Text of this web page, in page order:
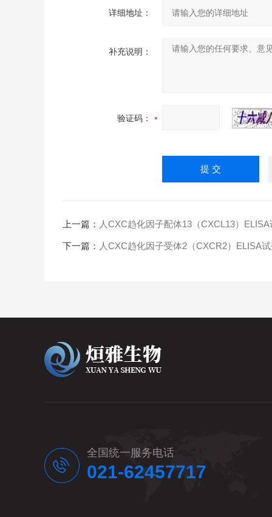
详细地址：
补充说明：
验证码：
上一篇： 人CXC趋化因子配体13（CXCL13）ELISA
下一篇： 人CXC趋化因子受体2（CXCR2）ELISA
全国统一服务电话
021-62457717